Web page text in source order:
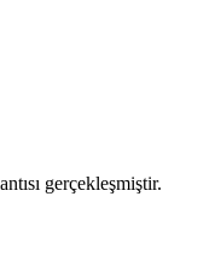
gerçekleşmiştir.